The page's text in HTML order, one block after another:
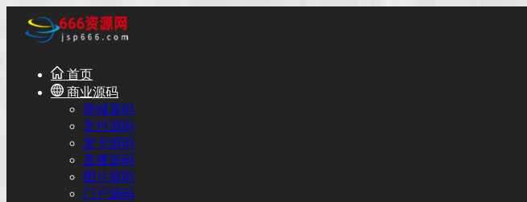
首页
商业源码
商城源码
支付源码
发卡源码
直播源码
图片源码
门户源码